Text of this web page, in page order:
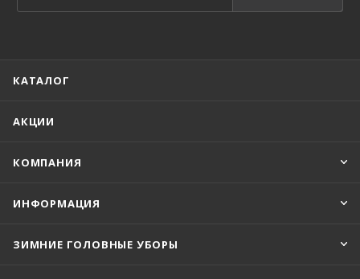
КАТАЛОГ
АКЦИИ
КОМПАНИЯ
ИНФОРМАЦИЯ
ЗИМНИЕ ГОЛОВНЫЕ УБОРЫ